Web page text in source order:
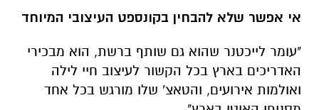
אי אפשר שלא להבחין בקונספט העיצובי המיוחד
"עומר לייכטנר שהוא גם שותף ברשת, הוא מבכירי
האדריכים בארץ בכל הקשור לעיצוב חיי לילה
ואולמות אירועים, והטאצ' שלו מורגש בכל אחד